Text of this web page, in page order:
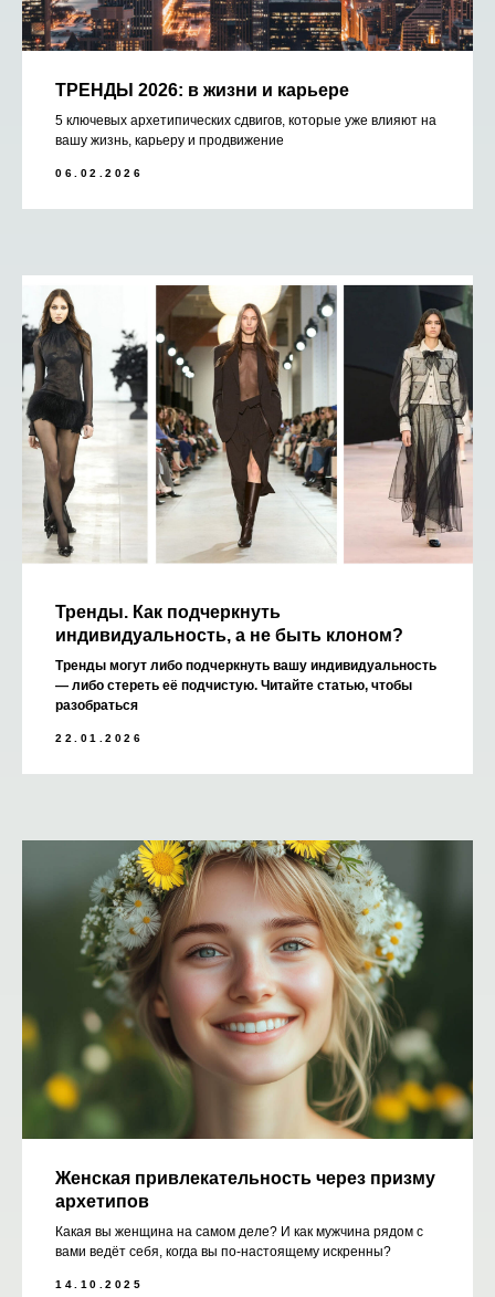
ТРЕНДЫ 2026: в жизни и карьере
5 ключевых архетипических сдвигов, которые уже влияют на
вашу жизнь, карьеру и продвижение
06.02.2026
Тренды. Как подчеркнуть
индивидуальность, а не быть клоном?
Тренды могут либо подчеркнуть вашу индивидуальность
— либо стереть её подчистую. Читайте статью, чтобы
разобраться
22.01.2026
Женская привлекательность через призму
архетипов
Какая вы женщина на самом деле? И как мужчина рядом с
вами ведёт себя, когда вы по-настоящему искренны?
14.10.2025